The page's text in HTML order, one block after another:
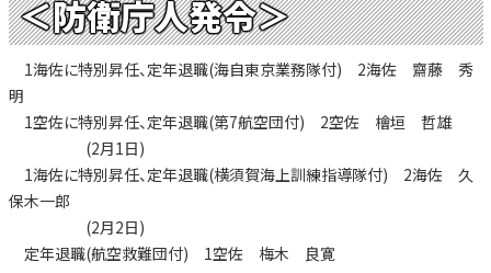
＜防衛庁人発令＞
1海佐に特別昇任、定年退職(海自東京業務隊付) 2海佐 齋藤 秀
明
1空佐に特別昇任、定年退職(第7航空団付) 2空佐 檜垣 哲雄
(2月1日)
1海佐に特別昇任、定年退職(横須賀海上訓練指導隊付) 2海佐 久
保木一郎
(2月2日)
定年退職(航空救難団付) 1空佐 梅木 良寛